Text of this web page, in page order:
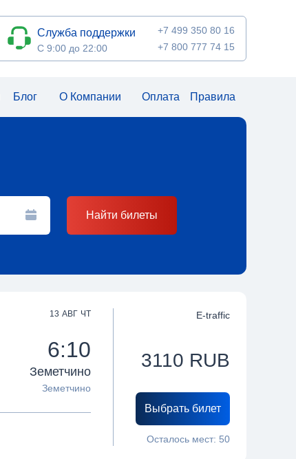
Служба поддержки
С 9:00 до 22:00
+7 499 350 80 16
+7 800 777 74 15
Блог О Компании Оплата Правила
Найти билеты
13 АВГ ЧТ
6:10
Земетчино
Земетчино
E-traffic
3110 RUB
Выбрать билет
Осталось мест: 50